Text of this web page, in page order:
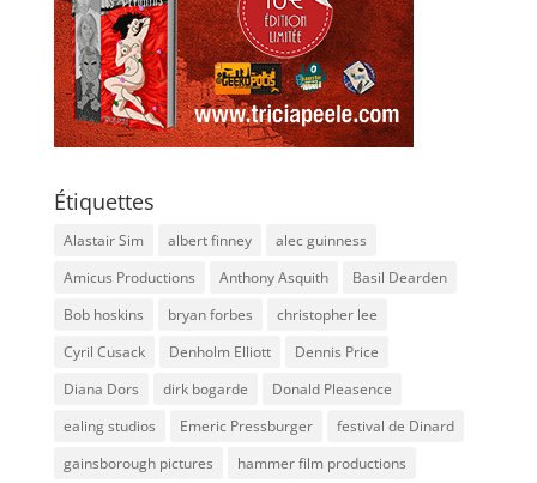
Étiquettes
Alastair Sim albert finney
alec guinness
Amicus Productions
Anthony Asquith
Basil Dearden
Bob hoskins
bryan forbes
christopher lee
Cyril Cusack
Denholm Elliott
Dennis Price
Diana Dors
dirk bogarde
Donald Pleasence
ealing studios
Emeric Pressburger
festival de Dinard
gainsborough pictures
hammer film productions